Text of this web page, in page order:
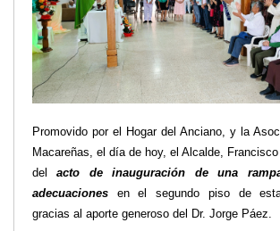
Promovido por el Hogar del Anciano, y la
Macareñas, el día de hoy, el Alcalde,
delacto de inauguración de una
adecuaciones en el segundo piso de esta
gracias al aporte generoso del Dr. Jorge Páez.
Comunicados e Invitaciones
Socializaciones
Reuniones
Deportes
Social
Transparencia
LOTAIP
GAD Macará
2026